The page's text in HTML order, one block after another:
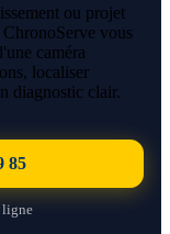
ou projet
vous
caméra
localiser
diagnostic clair.
85
ligne